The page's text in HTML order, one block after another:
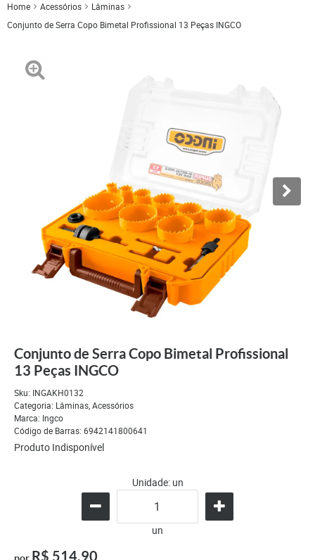
Home Acessórios
Lâminas
Conjunto de Serra Copo Bimetal Profissional 13 Peças INGCO
Conjunto de Serra Copo Bimetal Profissional
13 Peças INGCO
Sku: INGAKH0132
Categoria: Lâminas,Acessórios
Marca: Ingco
Código de Barras: 6942141800641
Produto Indisponível
Unidade: un
un
R$ 514,90